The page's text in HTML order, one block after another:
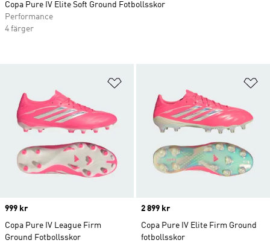
Price
999 kr
Copa Pure IV League Firm
Ground Fotbollsskor
Price
2 899 kr
Copa Pure IV Elite Firm Ground
fotbollsskor
Copa Pure IV Elite Soft Ground Fotbollsskor
Performance
4 färger